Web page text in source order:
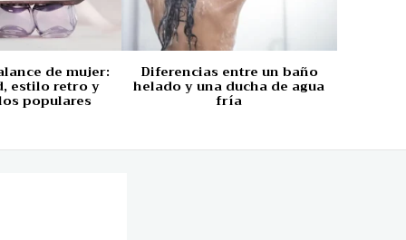
de mujer:
estilo retro y
populares
Diferencias entre un baño
helado y una ducha de agua
fría